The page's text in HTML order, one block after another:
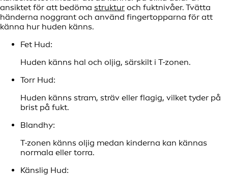
ansiktet för att bedöma struktur och fuktnivåer. Tvätta
händerna noggrant och använd fingertopparna för att
känna hur huden känns.
Fet Hud:
Huden känns hal och oljig, särskilt i T-zonen.
Torr Hud:
Huden känns stram, sträv eller flagig, vilket tyder på
brist på fukt.
Blandhy:
T-zonen känns oljig medan kinderna kan kännas
normala eller torra.
Känslig Hud: